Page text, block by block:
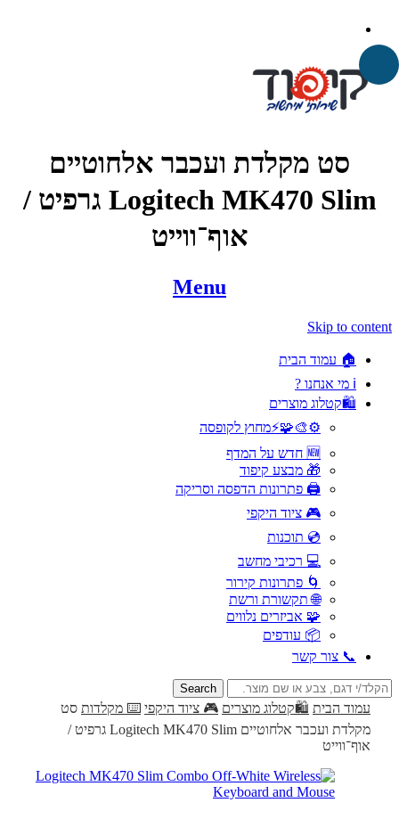
סט מקלדת ועכבר אלחוטיים
Logitech MK470 Slim גרפיט /
אוף־ווייט
Menu
Skip to content
🏠 עמוד הבית
ℹ️ מי אנחנו ?
🛍️קטלוג מוצרים
⚙️🎨🧩⚡️מחוץ לקופסה
🆕 חדש על המדף
🎁 מבצע קיפוד
🖨️ פתרונות הדפסה וסריקה
🎮 ציוד היקפי
💿 תוכנות
💻 רכיבי מחשב
🌀 פתרונות קירור
🌐 תקשורת ורשת
🧩 אביזרים נלווים
📦 עודפים
📞 צור קשר
Search
for: עמוד הבית 🛍️קטלוג מוצרים 🎮 ציוד היקפי ⌨️ מקלדות סט
מקלדת ועכבר אלחוטיים Logitech MK470 Slim גרפיט /
אוף־ווייט